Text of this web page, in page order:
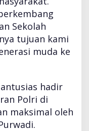
Sekolah
tujuan kami
muda ke
hadir
Polri di
maksimal oleh